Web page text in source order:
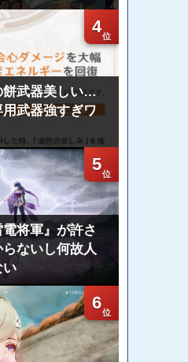
4
餅武器美しい…
武器強すぎワ
5
電将軍』が許さ
ないし何故人
い
6